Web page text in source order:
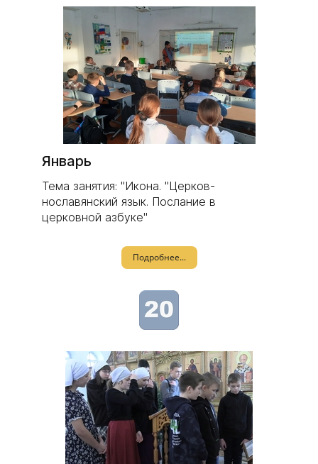
Январь
Тема занятия: "Икона. "Церков-
нославянский язык. Послание в
церковной азбуке"
Подробнее...